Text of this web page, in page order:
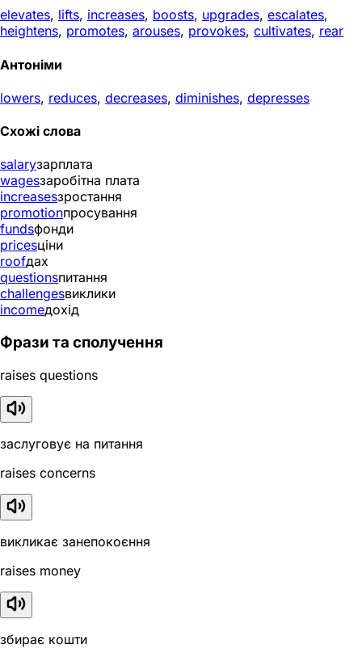
elevates, lifts, increases, boosts, upgrades, escalates,
heightens, promotes, arouses, provokes, cultivates, rear
Антоніми
lowers, reduces, decreases, diminishes, depresses
Схожі слова
salaryзарплата
wagesзаробітна плата
increasesзростання
promotionпросування
fundsфонди
pricesціни
roofдах
questionsпитання
challengesвиклики
incomeдохід
Фрази та сполучення
raises questions
заслуговує на питання
raises concerns
викликає занепокоєння
raises money
збирає кошти